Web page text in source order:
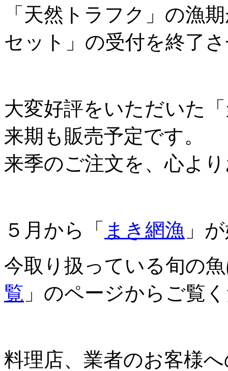
「天然トラフク」の漁
セット」の受付を終了
大変好評をいただいた
来期も販売予定です。
来季のご注文を、心よ
５月から「 まき網漁 」
今取り扱っている旬の
覧 」のページからご覧
料理店、業者のお客様